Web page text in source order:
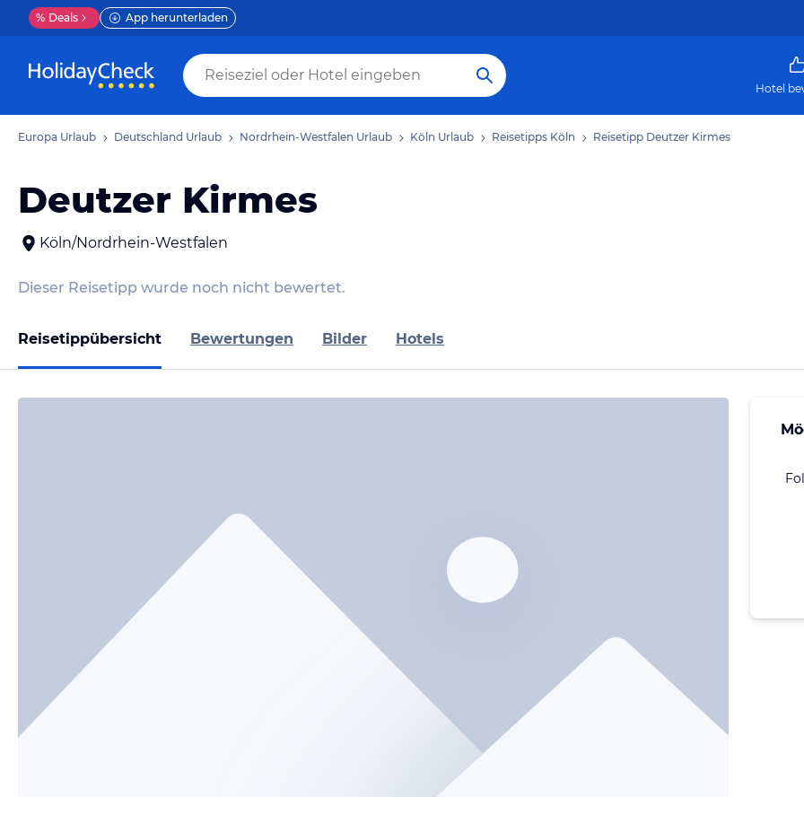
% Deals App herunterladen
Hotel
Europa Urlaub Deutschland Urlaub Nordrhein-Westfalen Urlaub Köln Urlaub Reisetipps Köln Reisetipp Deutzer Kirmes
Deutzer Kirmes
Köln/Nordrhein-Westfalen
Dieser Reisetipp wurde noch nicht bewertet.
Reisetippübersicht Bewertungen Bilder Hotels